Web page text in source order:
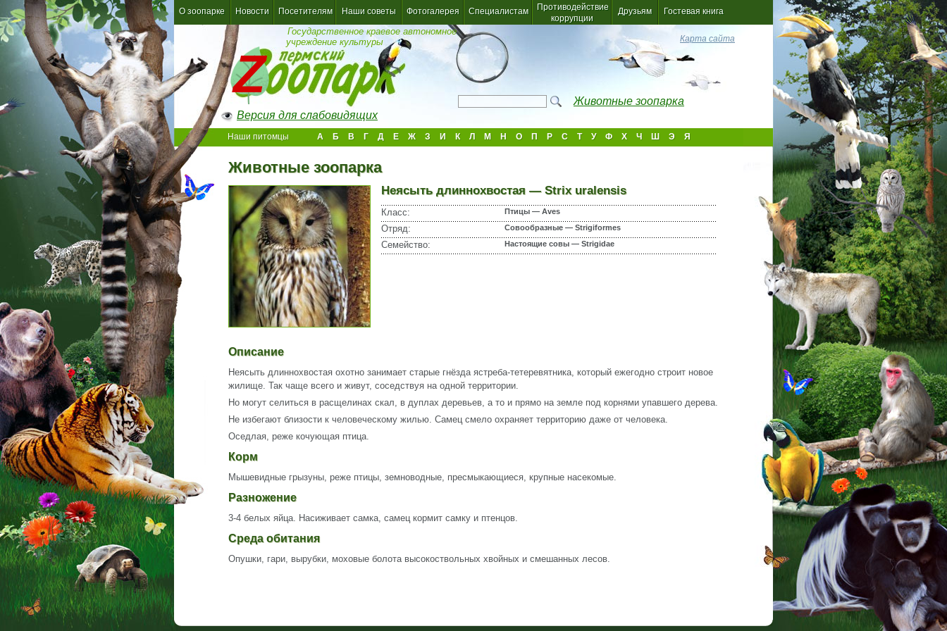
О зоопарке Новости Посетителям Наши советы Фотогалерея Специалистам
Противодействие
коррупции
Друзьям Гостевая книга
Государственное краевое автономное
учреждение культуры
Животные зоопарка
Карта сайта
Версия для слабовидящих
Наши питомцы А Б В Г Д Е Ж З И К Л М Н О П Р С Т У Ф Х Ч Ш Э Я
Животные зоопарка
Неясыть длиннохвостая — Strix uralensis
Класс: Птицы — Aves
Отряд: Совообразные — Strigiformes
Семейство: Настоящие совы — Strigidae
Описание
Неясыть длиннохвостая охотно занимает старые гнёзда ястреба-тетеревятника, который ежегодно строит новое
жилище. Так чаще всего и живут, соседствуя на одной территории.
Но могут селиться в расщелинах скал, в дуплах деревьев, а то и прямо на земле под корнями упавшего дерева.
Не избегают близости к человеческому жилью. Самец смело охраняет территорию даже от человека.
Оседлая, реже кочующая птица.
Корм
Мышевидные грызуны, реже птицы, земноводные, пресмыкающиеся, крупные насекомые.
Разножение
3-4 белых яйца. Насиживает самка, самец кормит самку и птенцов.
Среда обитания
Опушки, гари, вырубки, моховые болота высокоствольных хвойных и смешанных лесов.